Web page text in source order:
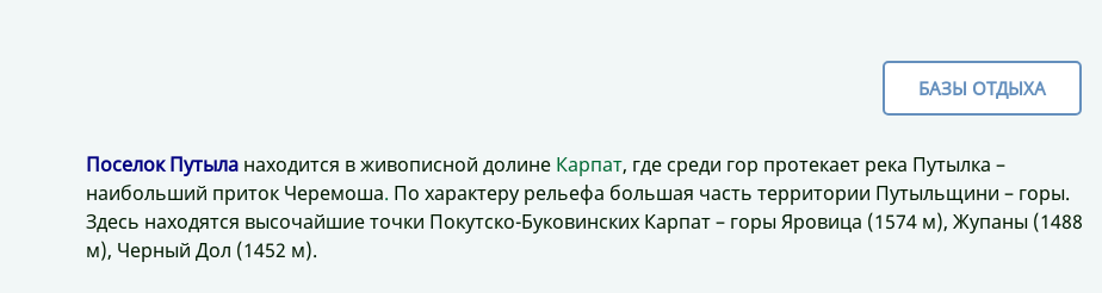
БАЗЫ ОТДЫХА
Поселок Путыла находится в живописной долине Карпат, где среди гор протекает река Путылка –
наибольший приток Черемоша. По характеру рельефа большая часть территории Путыльщини – горы.
Здесь находятся высочайшие точки Покутско-Буковинских Карпат – горы Яровица (1574 м), Жупаны (1488
м), Черный Дол (1452 м).